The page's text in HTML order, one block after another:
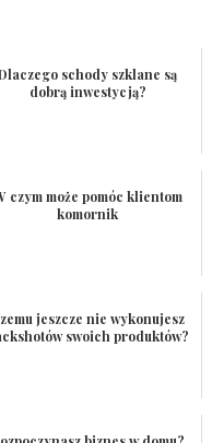
schody szklane są
dobrą inwestycją?
czym może pomóc klientom
komornik
jeszcze nie wykonujesz
swoich produktów?